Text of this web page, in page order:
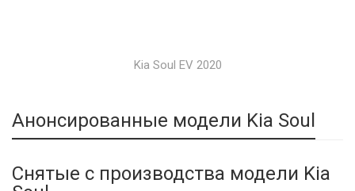
Kia Soul EV 2020
Анонсированные модели Kia Soul
Снятые с производства модели Kia